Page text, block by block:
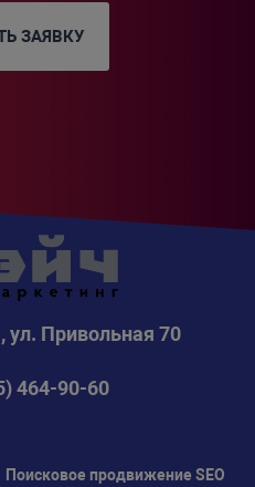
ЗАЯВКУ
ул. Привольная 70
464-90-60
Поисковое продвижение SEO